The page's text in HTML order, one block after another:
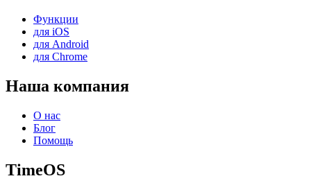
Функции
для iOS
для Android
для Chrome
Наша компания
О нас
Блог
Помощь
TimeOS